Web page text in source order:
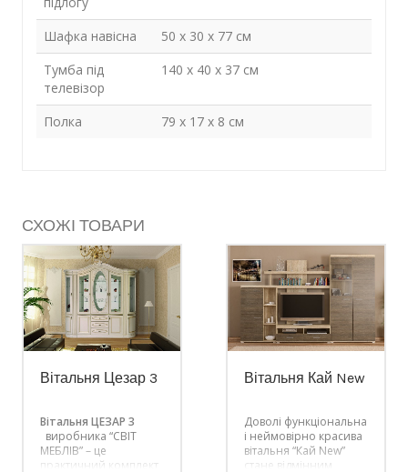
Шафка навісна
50 х 30 х 77 см
Тумба під
телевізор
140 х 40 х 37 см
Полка 79 х 17 х 8 см
СХОЖІ ТОВАРИ
Вітальня Цезар 3
Вітальня ЦЕЗАР 3
виробника “СВІТ
МЕБЛІВ” – це
практичний комплект
Вітальня Кай New
Доволі функціональна
і неймовірно красива
вітальня “Кай New”
стане відмінним